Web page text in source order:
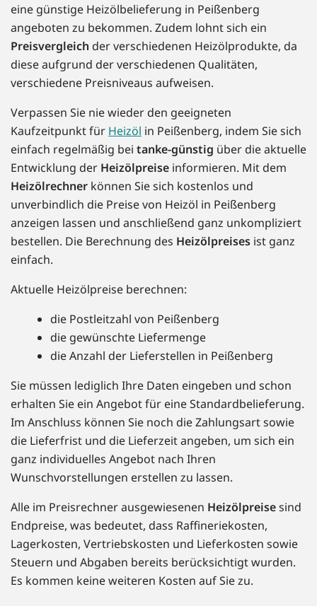
eine günstige Heizölbelieferung in Peißenberg
angeboten zu bekommen. Zudem lohnt sich ein
Preisvergleich der verschiedenen Heizölprodukte, da
diese aufgrund der verschiedenen Qualitäten,
verschiedene Preisniveaus aufweisen.
Verpassen Sie nie wieder den geeigneten
Kaufzeitpunkt für Heizöl in Peißenberg, indem Sie sich
einfach regelmäßig bei tanke-günstig über die aktuelle
Entwicklung der Heizölpreise informieren. Mit dem
Heizölrechner können Sie sich kostenlos und
unverbindlich die Preise von Heizöl in Peißenberg
anzeigen lassen und anschließend ganz unkompliziert
bestellen. Die Berechnung des Heizölpreises ist ganz
einfach.
Aktuelle Heizölpreise berechnen:
die Postleitzahl von Peißenberg
die gewünschte Liefermenge
die Anzahl der Lieferstellen in Peißenberg
Sie müssen lediglich Ihre Daten eingeben und schon
erhalten Sie ein Angebot für eine Standardbelieferung.
Im Anschluss können Sie noch die Zahlungsart sowie
die Lieferfrist und die Lieferzeit angeben, um sich ein
ganz individuelles Angebot nach Ihren
Wunschvorstellungen erstellen zu lassen.
Alle im Preisrechner ausgewiesenen Heizölpreisesind
Endpreise, was bedeutet, dass Raffineriekosten,
Lagerkosten, Vertriebskosten und Lieferkosten sowie
Steuern und Abgaben bereits berücksichtigt wurden.
Es kommen keine weiteren Kosten auf Sie zu.